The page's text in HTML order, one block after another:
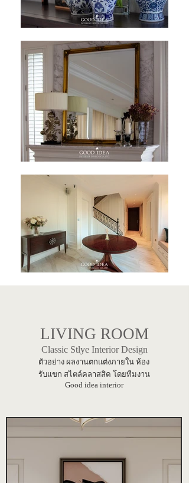
LIVING ROOM
Classic Stlye Interior Design
ตัวอย่าง ผลงานตกแต่งภายใน ห้อง
รับแขก สไตล์คลาสสิค โดยทีมงาน
Good idea interior